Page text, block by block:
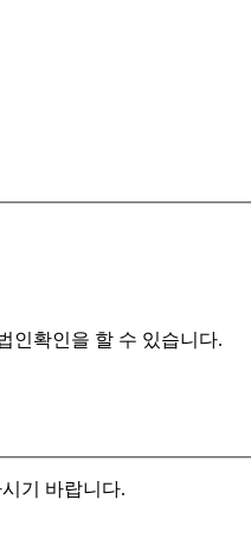
인확인을 할 수 있습니다.
기 바랍니다.